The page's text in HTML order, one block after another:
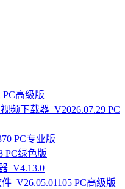
高级版
频下载器_V2026.07.29 PC
PC专业版
PC绿色版
_V4.13.0
_V26.05.01105 PC高级版